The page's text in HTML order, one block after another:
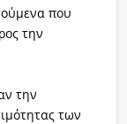
που
την
την
των